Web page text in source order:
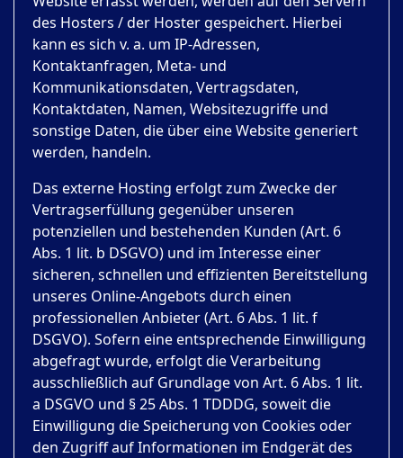
des Hosters / der Hoster gespeichert. Hierbei
kann es sich v. a. um IP-Adressen,
Kontaktanfragen, Meta- und
Kommunikationsdaten, Vertragsdaten,
Kontaktdaten, Namen, Websitezugriffe und
sonstige Daten, die über eine Website generiert
werden, handeln.
Das externe Hosting erfolgt zum Zwecke der
Vertragserfüllung gegenüber unseren
potenziellen und bestehenden Kunden (Art. 6
Abs. 1 lit. b DSGVO) und im Interesse einer
sicheren, schnellen und effizienten Bereitstellung
unseres Online-Angebots durch einen
professionellen Anbieter (Art. 6 Abs. 1 lit. f
DSGVO). Sofern eine entsprechende Einwilligung
abgefragt wurde, erfolgt die Verarbeitung
ausschließlich auf Grundlage von Art. 6 Abs. 1 lit.
a DSGVO und § 25 Abs. 1 TDDDG, soweit die
Einwilligung die Speicherung von Cookies oder
den Zugriff auf Informationen im Endgerät des